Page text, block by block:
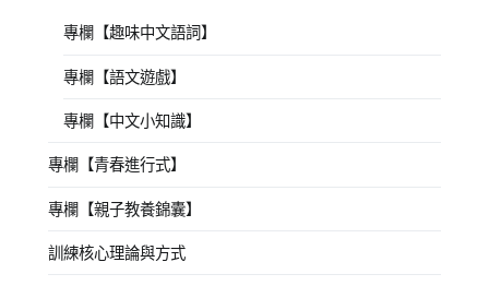
專欄【趣味中文語詞】
專欄【語文遊戲】
專欄【中文小知識】
專欄【青春進行式】
專欄【親子教養錦囊】
訓練核心理論與方式